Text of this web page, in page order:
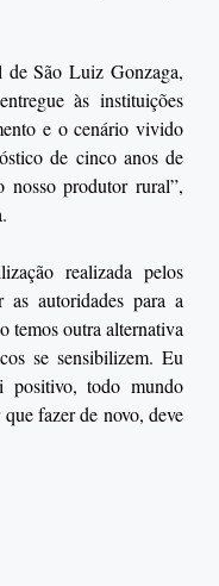
de São Luiz Gonzaga,
às instituições
e o cenário vivido
de cinco anos de
nosso produtor rural”,
realizada pelos
as autoridades para a
temos outra alternativa
se sensibilizem. Eu
todo mundo
fazer de novo, deve